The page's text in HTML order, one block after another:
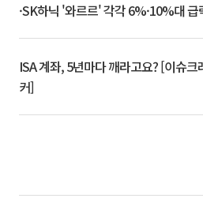
·SK하닉 '와르르' 각각 6%·10%대 급
ISA 계좌, 5년마다 깨라고요? [이슈크
커]